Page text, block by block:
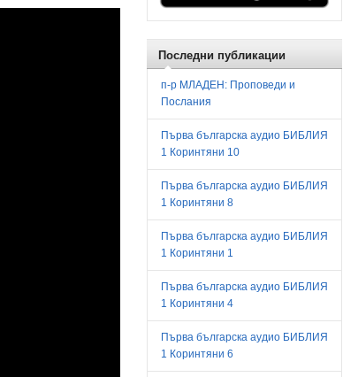
Последни публикации
п-р МЛАДЕН: Проповеди и
Послания
Първа българска аудио БИБЛИЯ
1 Коринтяни 10
Първа българска аудио БИБЛИЯ
1 Коринтяни 8
Първа българска аудио БИБЛИЯ
1 Коринтяни 1
Първа българска аудио БИБЛИЯ
1 Коринтяни 4
Първа българска аудио БИБЛИЯ
1 Коринтяни 6